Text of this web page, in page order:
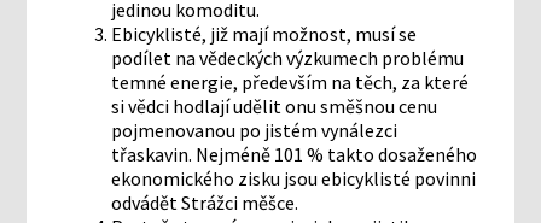
jedinou komoditu.
Ebicyklisté, již mají možnost, musí se
podílet na vědeckých výzkumech problému
temné energie, především na těch, za které
si vědci hodlají udělit onu směšnou cenu
pojmenovanou po jistém vynálezci
třaskavin. Nejméně 101 % takto dosaženého
ekonomického zisku jsou ebicyklisté povinni
odvádět Strážci měšce.